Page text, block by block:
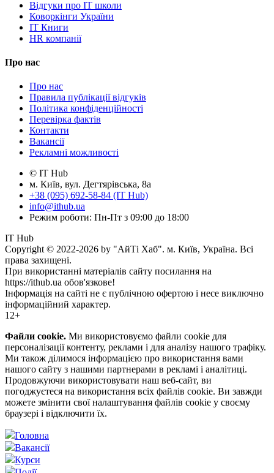
Відгуки про IT школи
Коворкінги України
IT Книги
HR компанії
Про нас
Про нас
Правила публікації відгуків
Політика конфіденційності
Перевірка фактів
Контакти
Вакансії
Рекламні можливості
© IT Hub
м. Київ, вул. Дегтярівська, 8а
+38 (095) 692-58-84 (IT Hub)
info@ithub.ua
Режим роботи: Пн-Пт з 09:00 до 18:00
IT Hub
Copyright © 2022-2026 by "АйТі Хаб". м. Київ, Україна. Всі
права захищені.
При використанні матеріалів сайту посилання на
https://ithub.ua обов'язкове!
Інформація на сайті не є публічною офертою і несе виключно
інформаційний характер.
12+
Файли cookie. Ми використовуємо файли cookie для
персоналізації контенту, реклами і для аналізу нашого трафіку.
Ми також ділимося інформацією про використання вами
нашого сайту з нашими партнерами в рекламі і аналітиці.
Продовжуючи використовувати наш веб-сайт, ви
погоджуєтеся на використання всіх файлів cookie. Ви завжди
можете змінити свої налаштування файлів cookie у своєму
браузері і відключити їх.
Головна
Вакансії
Курси